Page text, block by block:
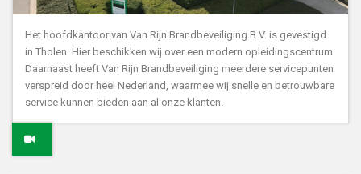
Het hoofdkantoor van Van Rijn Brandbeveiliging B.V. is gevestigd
in Tholen. Hier beschikken wij over een modern opleidingscentrum.
Daarnaast heeft Van Rijn Brandbeveiliging meerdere servicepunten
verspreid door heel Nederland, waarmee wij snelle en betrouwbare
service kunnen bieden aan al onze klanten.